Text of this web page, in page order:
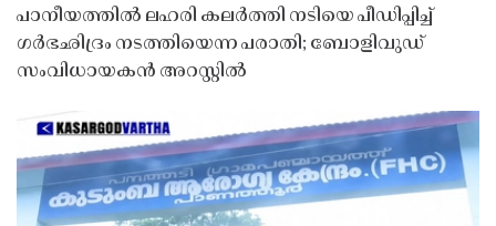
പാനീയത്തിൽ ലഹരി കലർത്തി നടിയെ പീഡിപ്പിച്ച്
ഗർഭഛിദ്രം നടത്തിയെന്ന പരാതി; ബോളിവുഡ്
സംവിധായകൻ അറസ്റ്റിൽ